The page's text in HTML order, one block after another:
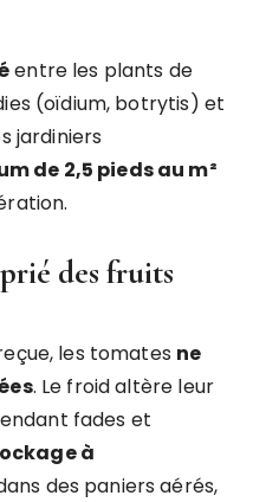
entre les plants de
(oïdium, botrytis) et
jardiniers
de 2,5 pieds au m²
des fruits
les tomates ne
. Le froid altère leur
fades et
à
des paniers aérés,